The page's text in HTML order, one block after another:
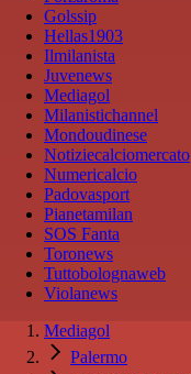
Golssip
Hellas1903
Ilmilanista
Juvenews
Mediagol
Milanistichannel
Mondoudinese
Notiziecalciomercato
Numericalcio
Padovasport
Pianetamilan
SOS Fanta
Toronews
Tuttobolognaweb
Violanews
Mediagol
Palermo